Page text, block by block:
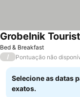
Bed & Breakfast
Grobelnik
/ Pontuação não
Selecione as datas
exatos.